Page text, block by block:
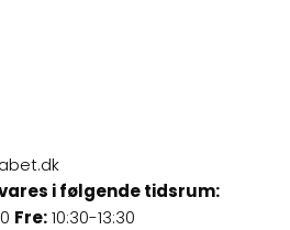
i følgende tidsrum:
Fre:10:30-13:30